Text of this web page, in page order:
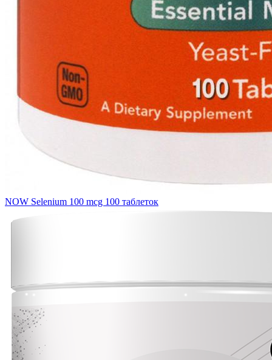
NOW Selenium 100 mcg 100 таблеток